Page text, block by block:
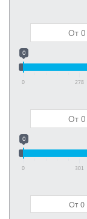
0
0 278
0
0 301